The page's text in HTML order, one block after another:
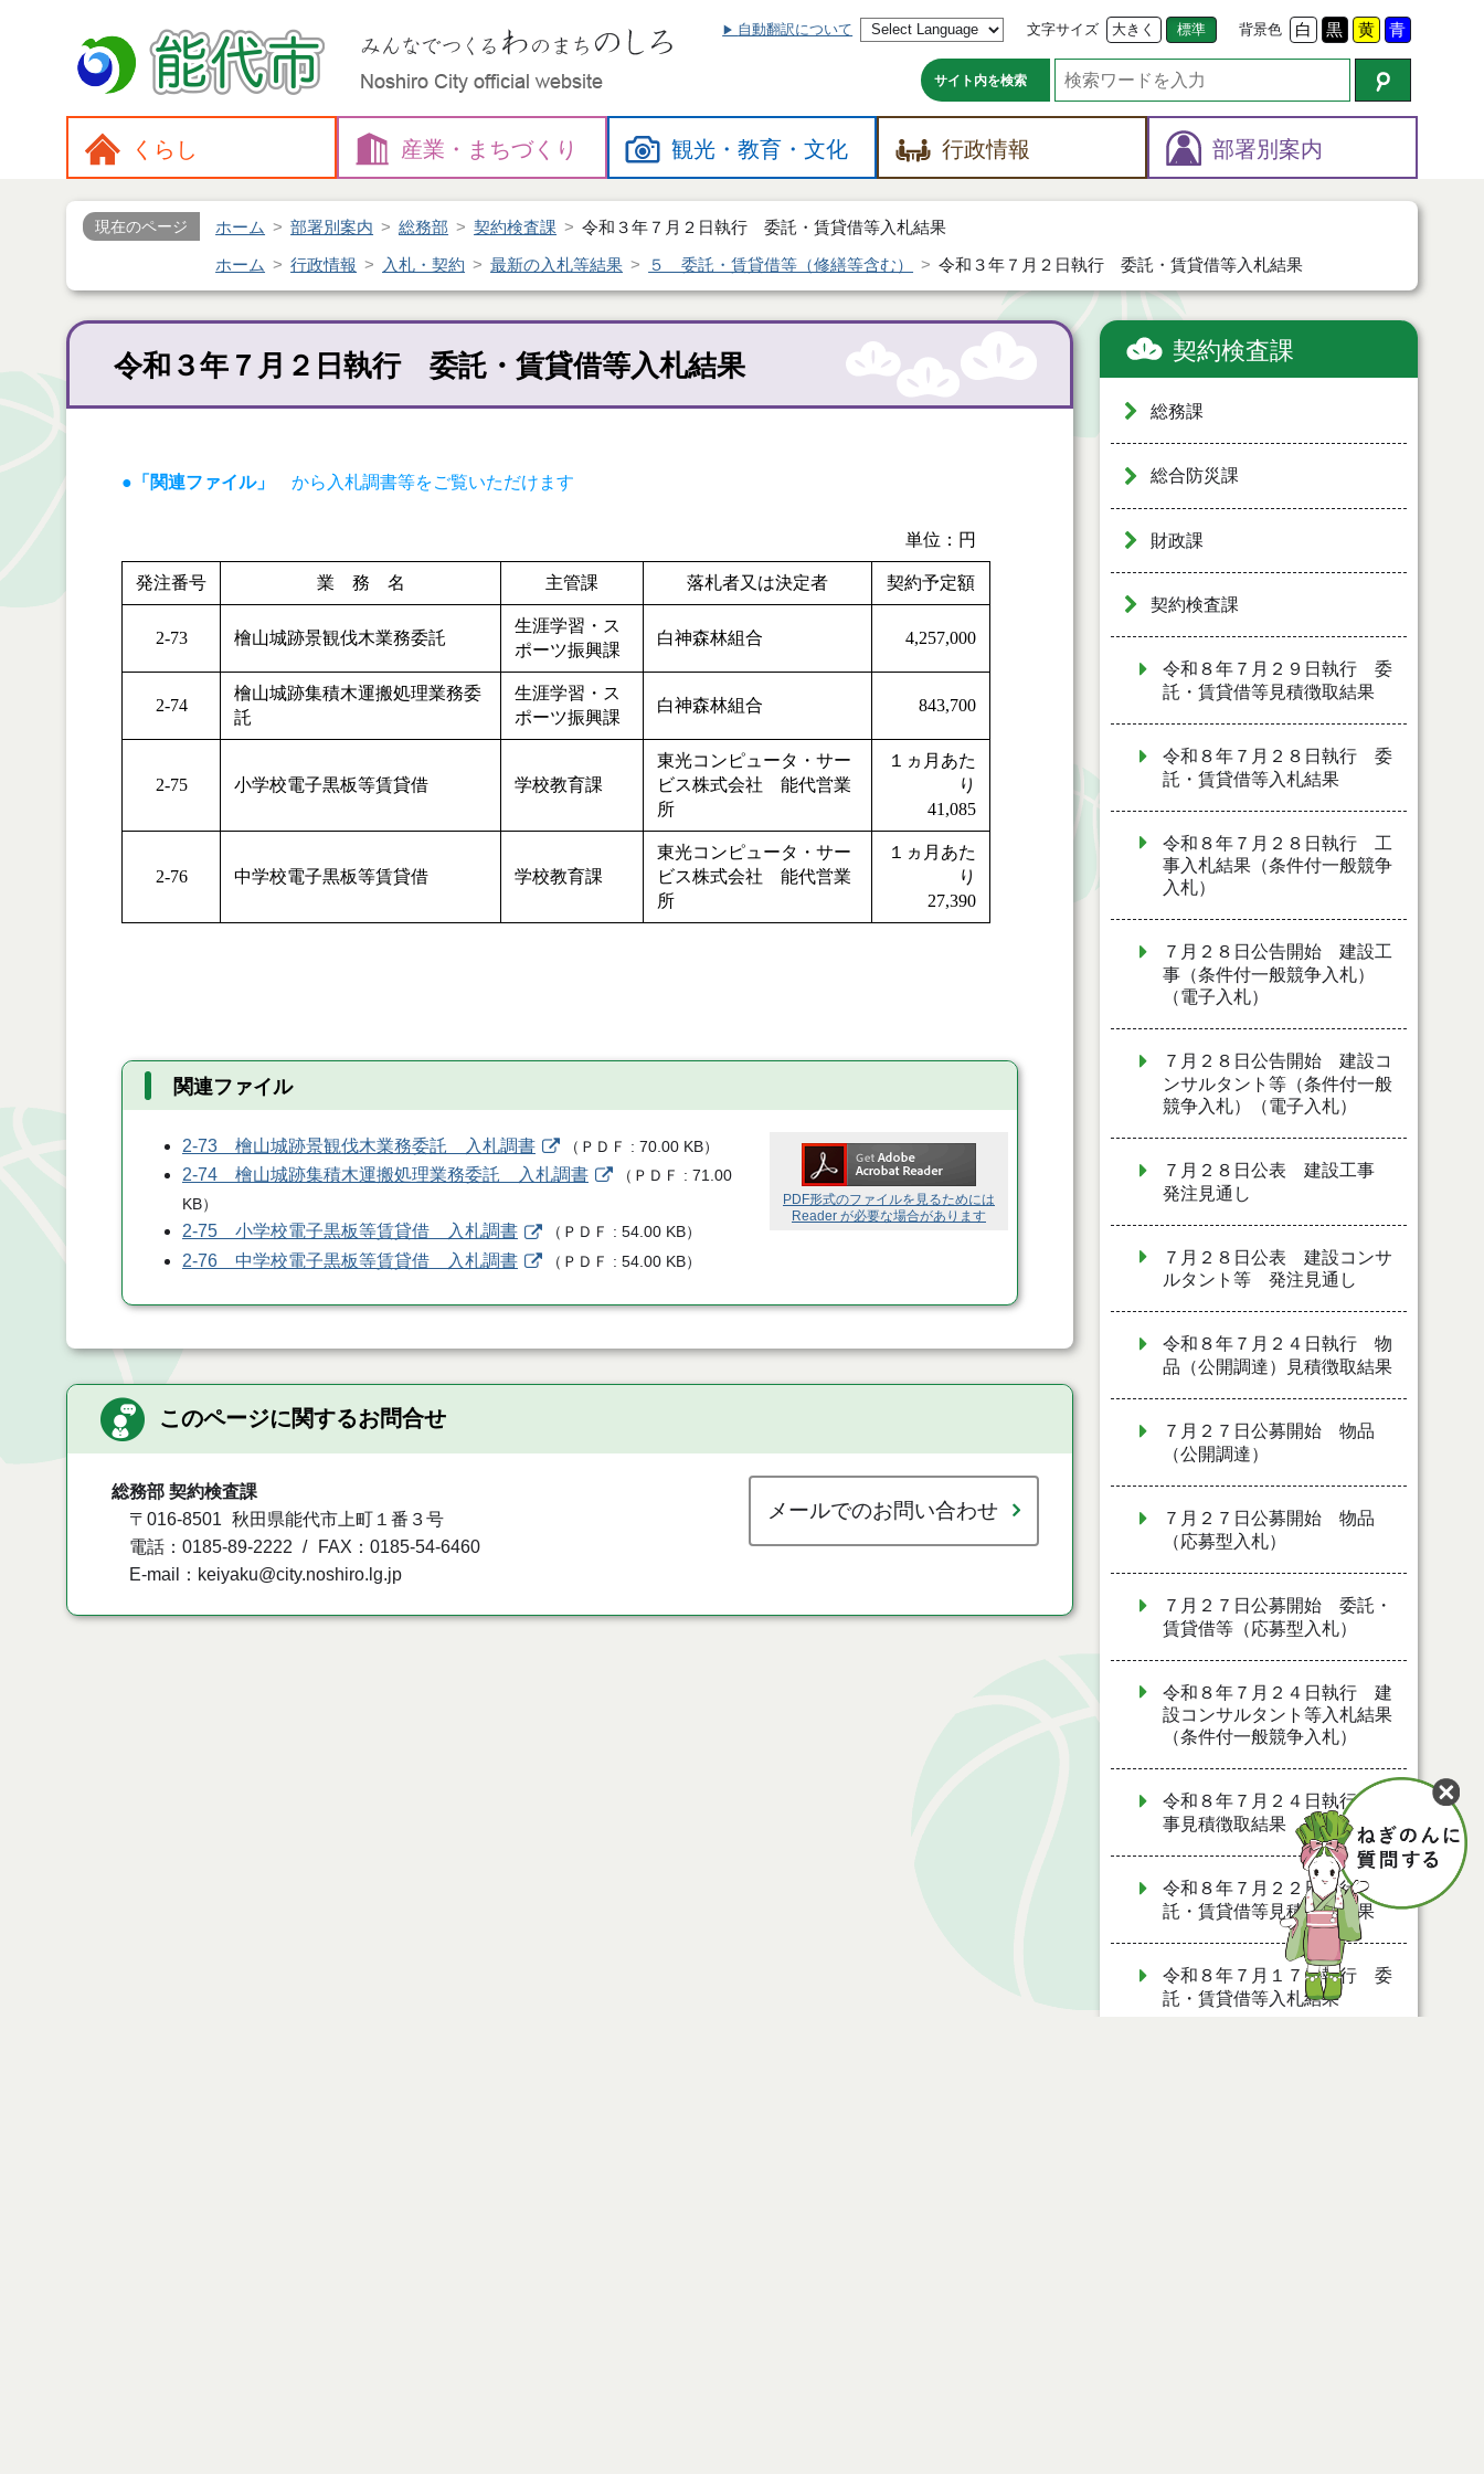
自動翻訳について 文字サイズ 大きく 標準 背景色 白 黒 黄 青
サイト内を検索
くらし 産業・ まちづくり 観光・教育・文化 行政情報 部署別案内
現在のページ ホーム 部署別案内 総務部 契約検査課 令和３年７月２日執行 委託・賃貸借等入札結果
ホーム 行政情報 入札・契約 最新の入札等結果 ５ 委託・賃貸借等（修繕等含む） 令和３年７月２日執行 委託・賃貸借等入札結果
令和３年７月２日執行 委託・賃貸借等入札結果
●「関連ファイル」 から入札調書等をご覧いただけます
単位：円
発注番号 業 務 名 主管課 落札者又は決定者 契約予定額
2-73 檜山城跡景観伐木業務委託
生涯学習・ス
ポーツ振興課
白神森林組合 4,257,000
2-74
檜山城跡集積木運搬処理業務委
託
生涯学習・ス
ポーツ振興課
白神森林組合 843,700
2-75 小学校電子黒板等賃貸借 学校教育課
東光コンピュータ・サー
ビス株式会社 能代営業
所
１ヵ月あた
り
41,085
2-76 中学校電子黒板等賃貸借 学校教育課
東光コンピュータ・サー
ビス株式会社 能代営業
所
１ヵ月あた
り
27,390
関連ファイル
PDF形式のファイルを見るためには
Reader が必要な場合があります
2-73 檜山城跡景観伐木業務委託 入札調書 （ ＰＤＦ 70.00 KB）
2-74 檜山城跡集積木運搬処理業務委託 入札調書 （ ＰＤＦ
71.00
KB）
2-75 小学校電子黒板等賃貸借 入札調書 （ ＰＤＦ 54.00 KB）
2-76 中学校電子黒板等賃貸借 入札調書 （ ＰＤＦ 54.00 KB）
このページに関するお問合せ
総務部 契約検査課
〒016-8501
秋田県能代市上町１番３号
電話：0185-89-2222
FAX：0185-54-6460
E-mail：keiyaku@city.noshiro.lg.jp
メールでのお問い合わせ
契約検査課
総務課
総合防災課
財政課
契約検査課
令和８年７月２９日執行 委
託・賃貸借等見積徴取結果
令和８年７月２８日執行 委
託・賃貸借等入札結果
令和８年７月２８日執行 工
事入札結果（条件付一般競争
入札）
７月２８日公告開始 建設工
事（条件付一般競争入札）
（電子入札）
７月２８日公告開始 建設コ
ンサルタント等（条件付一般
競争入札）（電子入札）
７月２８日公表 建設工事
発注見通し
７月２８日公表 建設コンサ
ルタント等 発注見通し
令和８年７月２４日執行 物
品（公開調達）見積徴取結果
７月２７日公募開始 物品
（公開調達）
７月２７日公募開始 物品
（応募型入札）
７月２７日公募開始 委託・
賃貸借等（応募型入札）
令和８年７月２４日執行 建
設コンサルタント等入札結果
（条件付一般競争入札）
令和８年７月２４日執行 工
事見積徴取結果
令和８年７月２２日執行 委
託・賃貸借等見積徴取結果
令和８年７月１７日執行 委
託・賃貸借等入札結果